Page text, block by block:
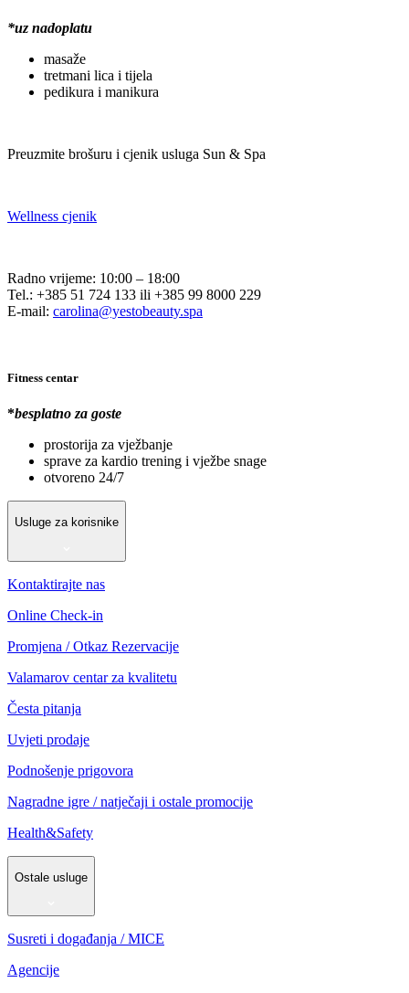
*uz nadoplatu
masaže
tretmani lica i tijela
pedikura i manikura
Preuzmite brošuru i cjenik usluga Sun & Spa
Wellness cjenik
Radno vrijeme: 10:00 – 18:00
Tel.: +385 51 724 133 ili +385 99 8000 229
E-mail: carolina@yestobeauty.spa
Fitness centar
*besplatno za goste
prostorija za vježbanje
sprave za kardio trening i vježbe snage
otvoreno 24/7
Usluge za korisnike
Kontaktirajte nas
Online Check-in
Promjena / Otkaz Rezervacije
Valamarov centar za kvalitetu
Česta pitanja
Uvjeti prodaje
Podnošenje prigovora
Nagradne igre / natječaji i ostale promocije
Health&Safety
Ostale usluge
Susreti i događanja / MICE
Agencije